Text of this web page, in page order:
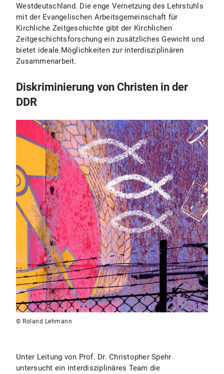
Westdeutschland. Die enge Vernetzung des Lehrstuhls
mit der Evangelischen Arbeitsgemeinschaft für
Kirchliche Zeitgeschichte gibt der Kirchlichen
Zeitgeschichtsforschung ein zusätzliches Gewicht und
bietet ideale Möglichkeiten zur interdisziplinären
Zusammenarbeit.
Diskriminierung von Christen in der
DDR
© Roland Lehmann
Unter Leitung von Prof. Dr. Christopher Spehr
untersucht ein interdisziplinäres Team die